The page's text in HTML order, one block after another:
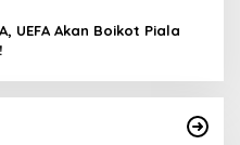
UEFA Akan Boikot Piala